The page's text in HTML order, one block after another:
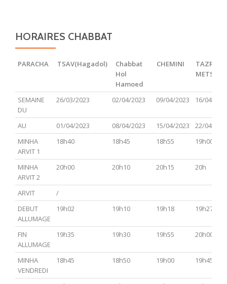
HORAIRES CHABBAT
PARACHA TSAV(Hagadol)
Chabbat
Hol
Hamoed
CHEMINI
TAZRIA
PARACHA TSAV(Hagadol)
Chabbat
Hamoed
CHEMINI
TAZRIA
SEMAINE
DU
26/03/2023 02/04/2023 09/04/2023 16/04/
AU 01/04/2023 08/04/2023 15/04/2023
22/04/
MINHA
ARVIT 1
18h40 18h45 18h55 19h00
MINHA
ARVIT 2
20h00 20h10 20h15 20h
ARVIT
/
DEBUT
ALLUMAGE
19h02 19h10 19h18 19h27
FIN
ALLUMAGE
19h35 19h30 19h55 20h00
MINHA
VENDREDI
18h45 18h50 19h00 19h45